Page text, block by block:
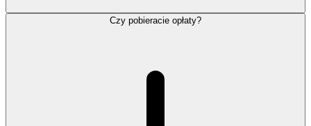
Czy pobieracie opłaty?